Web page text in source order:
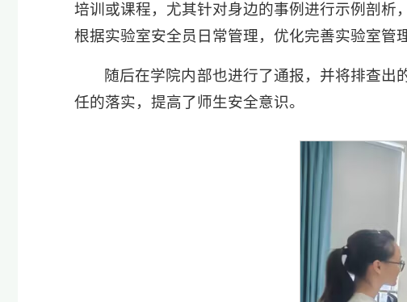
培训或课程，尤其针对身边的事例进行示例剖析
根据实验室安全员日常管理，优化完善实验室管
随后在学院内部也进行了通报，并将排查
任的落实，提高了师生安全意识。